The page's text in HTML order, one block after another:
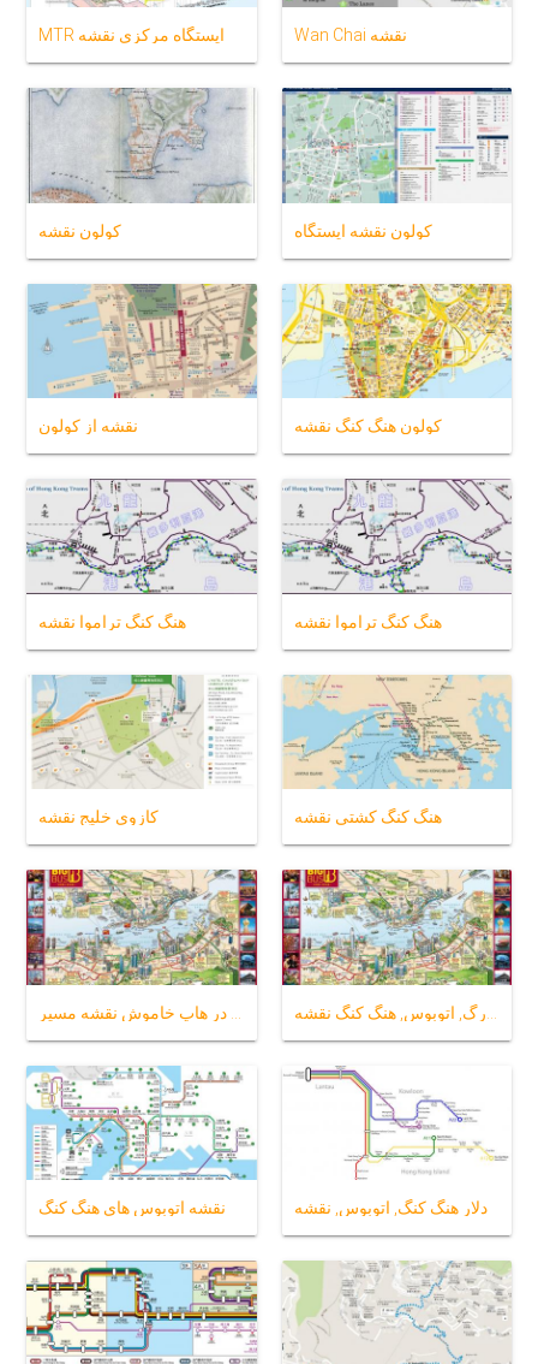
MTR ایستگاه مرکزی نقشه Wan Chai نقشه
كولون نقشه كولون نقشه ایستگاه
نقشه از كولون کولون هنگ کنگ نقشه
هنگ کنگ تراموا نقشه هنگ کنگ تراموا نقشه
کازوی خلیج نقشه هنگ کنگ کشتی نقشه
نقشه اتوبوس های هنگ کنگ دلار هنگ کنگ, اتوبوس, نقشه